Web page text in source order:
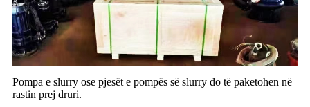
Pompa e slurry ose pjesët e pompës së slurry do të paketohen në
rastin prej druri.